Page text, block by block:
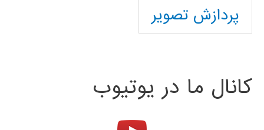
پردازش تصویر
کانال ما در یوتیوب